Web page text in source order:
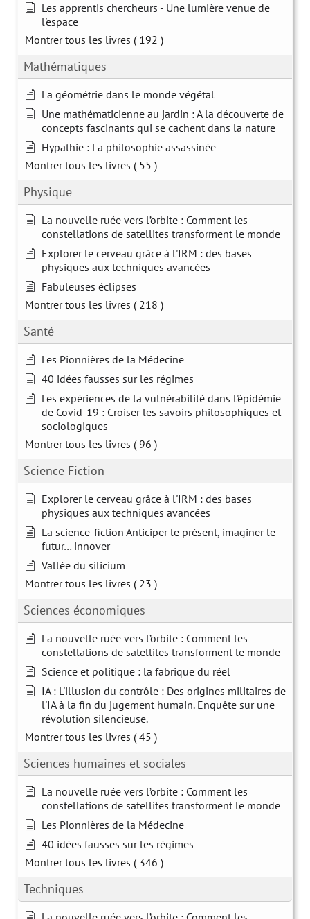
Les apprentis chercheurs - Une lumière venue de
l'espace
Montrer tous les livres ( 192 )
Mathématiques
La géométrie dans le monde végétal
Une mathématicienne au jardin : A la découverte de
concepts fascinants qui se cachent dans la nature
Hypathie : La philosophie assassinée
Montrer tous les livres ( 55 )
Physique
La nouvelle ruée vers l’orbite : Comment les
constellations de satellites transforment le monde
Explorer le cerveau grâce à l'IRM : des bases
physiques aux techniques avancées
Fabuleuses éclipses
Montrer tous les livres ( 218 )
Santé
Les Pionnières de la Médecine
40 idées fausses sur les régimes
Les expériences de la vulnérabilité dans l'épidémie
de Covid-19 : Croiser les savoirs philosophiques et
sociologiques
Montrer tous les livres ( 96 )
Science Fiction
Explorer le cerveau grâce à l'IRM : des bases
physiques aux techniques avancées
La science-fiction Anticiper le présent, imaginer le
futur… innover
Vallée du silicium
Montrer tous les livres ( 23 )
Sciences économiques
La nouvelle ruée vers l’orbite : Comment les
constellations de satellites transforment le monde
Science et politique : la fabrique du réel
IA : L'illusion du contrôle : Des origines militaires de
l'IA à la fin du jugement humain. Enquête sur une
révolution silencieuse.
Montrer tous les livres ( 45 )
Sciences humaines et sociales
La nouvelle ruée vers l’orbite : Comment les
constellations de satellites transforment le monde
Les Pionnières de la Médecine
40 idées fausses sur les régimes
Montrer tous les livres ( 346 )
Techniques